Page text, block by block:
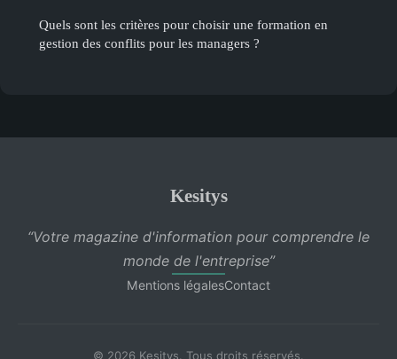
Quels sont les critères pour choisir une formation en
gestion des conflits pour les managers ?
Kesitys
“Votre magazine d'information pour comprendre le
monde de l'entreprise”
Mentions légalesContact
© 2026 Kesitys. Tous droits réservés.